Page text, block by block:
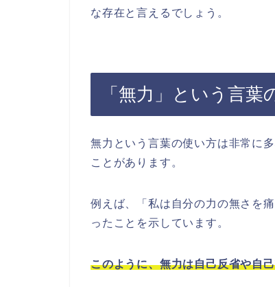
な存在と言えるでしょう。
「無力」という言葉
無力という言葉の使い方は非常に
ことがあります。
例えば、「私は自分の力の無さを
ったことを示しています。
このように、無力は自己反省や自